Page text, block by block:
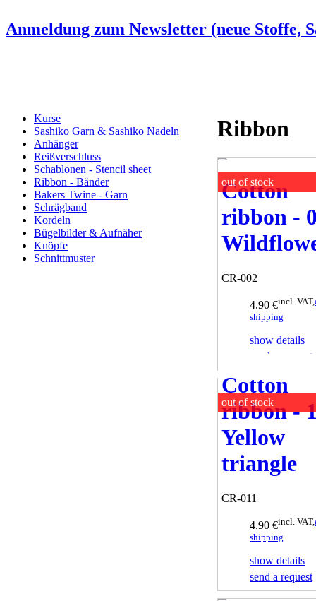
Anmeldung zum Newsletter (neue Stoffe,
Kurse
Sashiko Garn & Sashiko Nadeln
Anhänger
Reißverschluss
Schablonen - Stencil sheet
Ribbon - Bänder
Bakers Twine - Garn
Schrägband
Kordeln
Bügelbilder & Aufnäher
Knöpfe
Schnittmuster
Ribbon
out of stock
Cotton
ribbon -
CR-002
4.90 €incl. VAT,
shipping
show details
send a request
out of stock
Cotton
ribbon -
Yellow
triangle
CR-011
4.90 €incl. VAT,
shipping
show details
send a request